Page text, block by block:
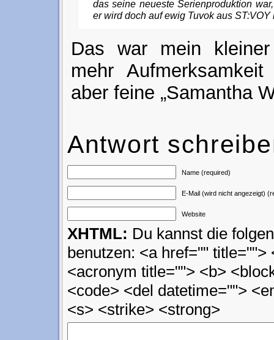
das seine neueste Serienproduktion
er wird doch auf ewig Tuvok aus ST:VOY
Das war mein
mehr
aber feine „Samantha
Antwort
Name (required)
E-Mail (wird nicht angezeigt)
Website
XHTML: Du kannst die
benutzen: <a href="" title="">
<acronym title=""> <b>
<code> <del datetime="">
<s> <strike> <strong>